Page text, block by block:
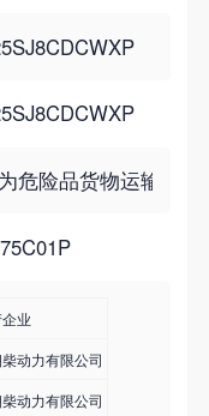
危险品货物运输车,
业
动力有限公司
动力有限公司